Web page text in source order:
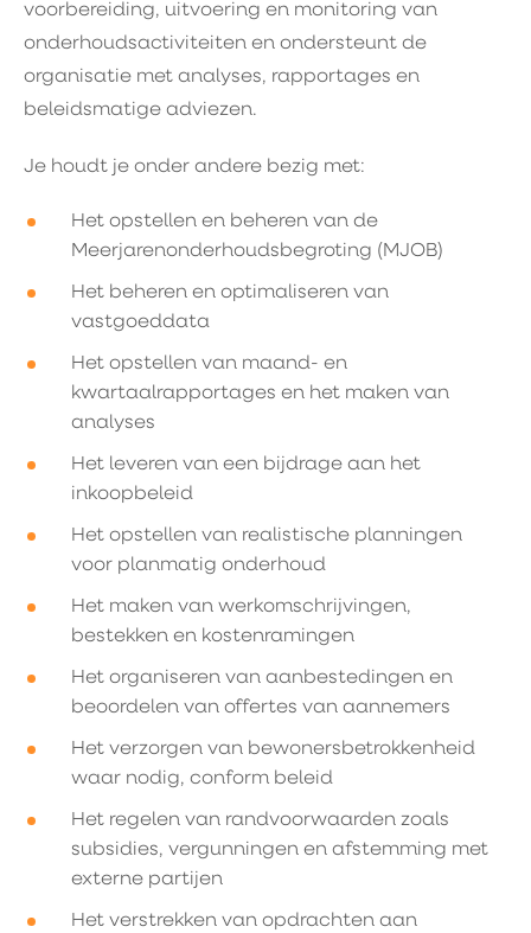
voorbereiding, uitvoering en monitoring van
onderhoudsactiviteiten en ondersteunt de
organisatie met analyses, rapportages en
beleidsmatige adviezen.
Je houdt je onder andere bezig met:
Het opstellen en beheren van de
Meerjarenonderhoudsbegroting (MJOB)
Het beheren en optimaliseren van
vastgoeddata
Het opstellen van maand- en
kwartaalrapportages en het maken van
analyses
Het leveren van een bijdrage aan het
inkoopbeleid
Het opstellen van realistische planningen
voor planmatig onderhoud
Het maken van werkomschrijvingen,
bestekken en kostenramingen
Het organiseren van aanbestedingen en
beoordelen van offertes van aannemers
Het verzorgen van bewonersbetrokkenheid
waar nodig, conform beleid
Het regelen van randvoorwaarden zoals
subsidies, vergunningen en afstemming met
externe partijen
Het verstrekken van opdrachten aan